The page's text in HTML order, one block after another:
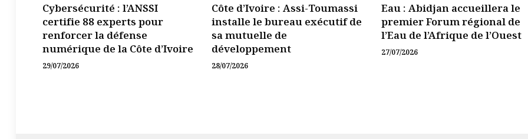
Cybersécurité : l’ANSSI
certifie 88 experts pour
renforcer la défense
numérique de la Côte d’Ivoire
29/07/2026
Côte d’Ivoire : Assi-Toumassi
installe le bureau exécutif de
sa mutuelle de
développement
28/07/2026
Eau : Abidjan accueillera le
premier Forum régional de
l’Eau de l’Afrique de l’Ouest
27/07/2026